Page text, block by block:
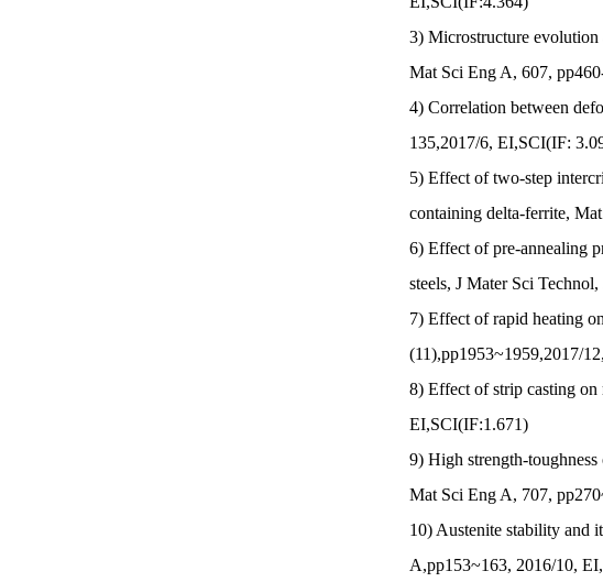
3) Microstructure evolution
Mat Sci Eng A, 607,
4) Correlation between
135,2017/6, EI,SCI(IF:
5) Effect of two-step
containing delta-ferrite,
6) Effect of pre-annealing
steels, J Mater Sci
7) Effect of rapid heating
(11),pp1953~1959,2017/
8) Effect of strip casting
EI,SCI(IF:1.671)
9) High strength-
Mat Sci Eng A, 707,
10) Austenite stability and
A,pp153~163, 2016/10,